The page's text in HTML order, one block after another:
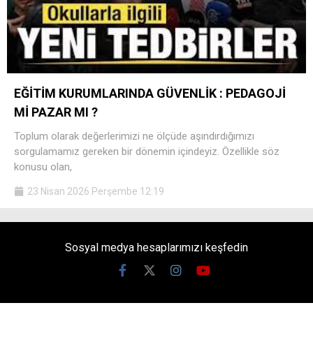
EĞİTİM KURUMLARINDA GÜVENLİK : PEDAGOJİ
Mİ PAZAR MI ?
Toplum olarak değerlerimizi ne ölçüde aşındırdığımızı
sorgulamamız gereken bir dönemin içindeyiz. Özellikle söz
konusu olan,
23 Nisan 2026 Perşembe 12:19
Sosyal medya hesaplarımızı keşfedin